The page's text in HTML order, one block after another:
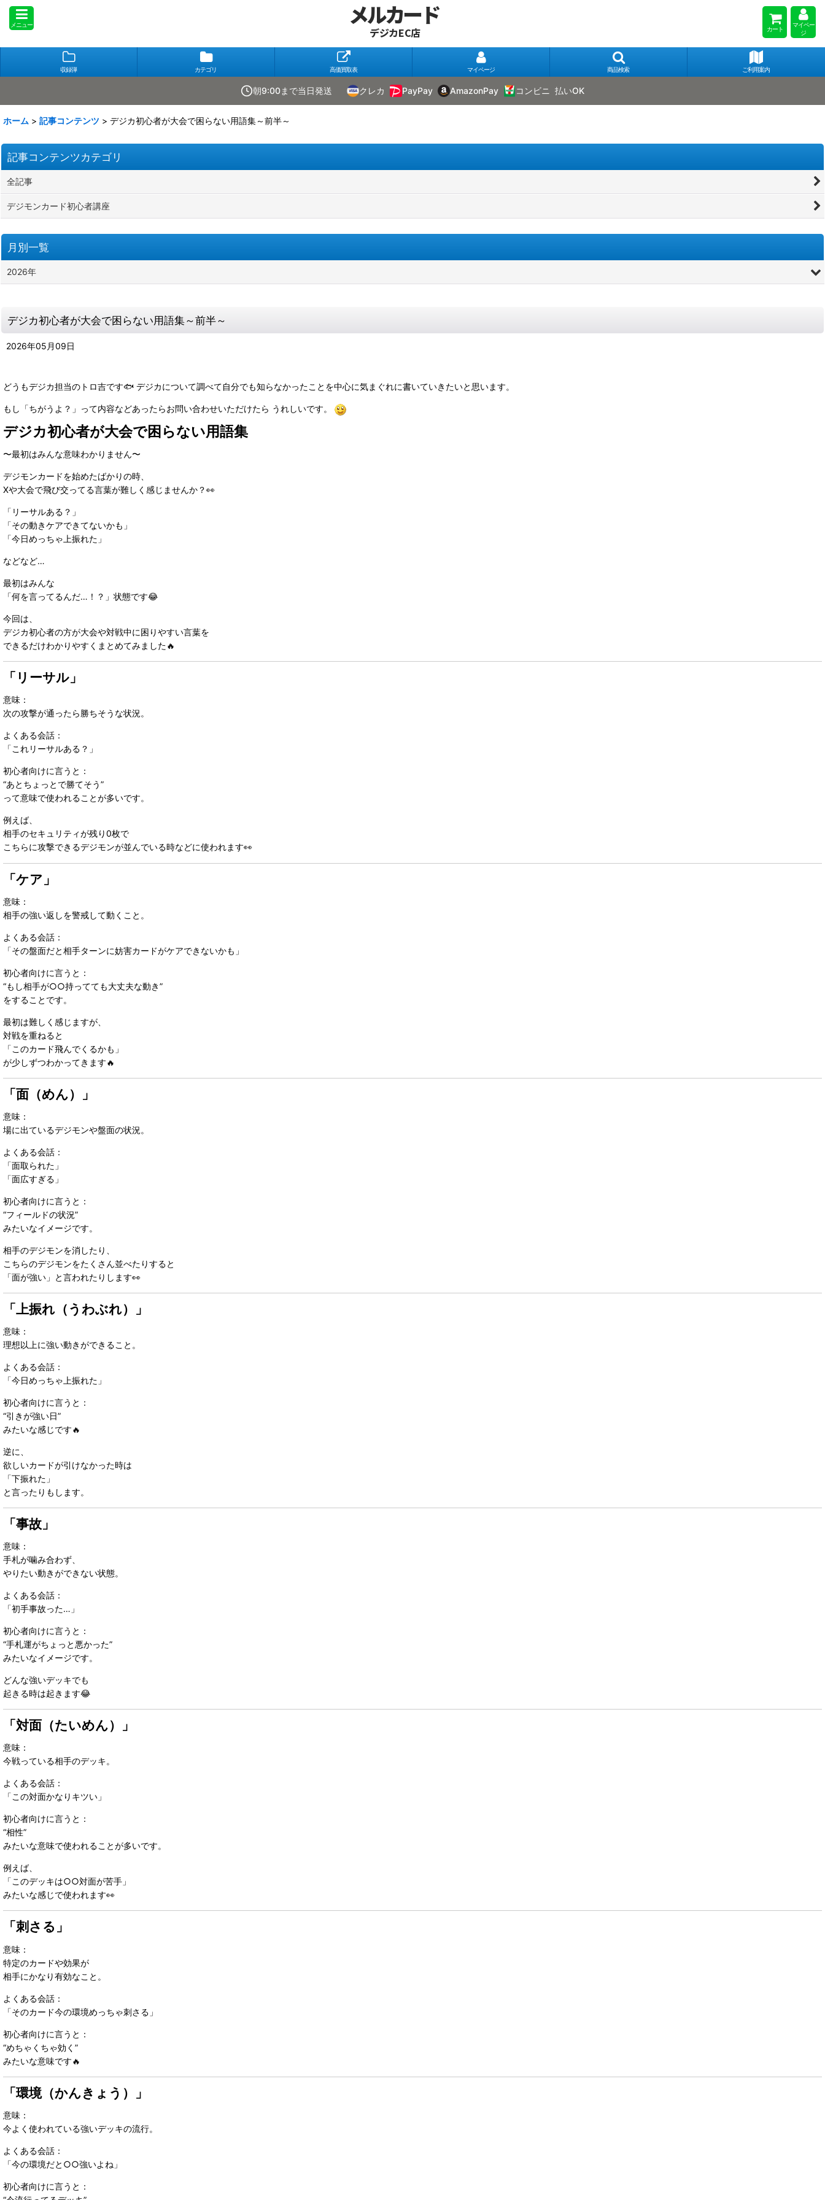
メニュー メルカード
デジカEC店 カート
マイペー
ジ
収録弾 カテゴリ 高価買取表 マイページ 商品検索 ご利用案内
朝9:00まで当日発送 クレカ PayPay AmazonPay コンビニ 払いOK
ホーム > 記事コンテンツ > デジカ初心者が大会で困らない用語集～前半～
デジカ初心者が大会で困らない用語集～前半～
2026年05 月09日
どうもデジカ担当のトロ吉です🐟 デジカについて調べて自分でも知らなかったことを中心に気まぐれに書いていきたいと思います。
もし「ちがうよ？」って内容などあったらお問い合わせいただけたら うれしいです。
デジカ初心者が大会で困らない用語集
〜最初はみんな意味わかりません〜
デジモンカードを始めたばかりの時、
Xや大会で飛び交ってる言葉が難しく感じませんか？👀
「リーサルある？」
「その動きケアできてないかも」
「今日めっちゃ上振れた」
などなど…
最初はみんな
「何を言ってるんだ…！？」状態です😂
今回は、
デジカ初心者の方が大会や対戦中に困りやすい言葉を
できるだけわかりやすくまとめてみました🔥
「リーサル」
意味：
次の攻撃が通ったら勝ちそうな状況。
よくある会話：
「これリーサルある？」
初心者向けに言うと：
“あとちょっとで勝てそう”
って意味で使われることが多いです。
例えば、
相手のセキュリティが残り0枚で
こちらに攻撃できるデジモンが並んでいる時などに使われます👀
「ケア」
意味：
相手の強い返しを警戒して動くこと。
よくある会話：
「その盤面だと相手ターンに妨害カードがケアできないかも」
初心者向けに言うと：
“もし相手が○○持ってても大丈夫な動き”
をすることです。
最初は難しく感じますが、
対戦を重ねると
「このカード飛んでくるかも」
が少しずつわかってきます🔥
「面（めん）」
意味：
場に出ているデジモンや盤面の状況。
よくある会話：
「面取られた」
「面広すぎる」
初心者向けに言うと：
“フィールドの状況”
みたいなイメージです。
相手のデジモンを消したり、
こちらのデジモンをたくさん並べたりすると
「面が強い」と言われたりします👀
「上振れ（うわぶれ）」
意味：
理想以上に強い動きができること。
よくある会話：
「今日めっちゃ上振れた」
初心者向けに言うと：
“引きが強い日”
みたいな感じです🔥
逆に、
欲しいカードが引けなかった時は
「下振れた」
と言ったりもします。
「事故」
意味：
手札が噛み合わず、
やりたい動きができない状態。
よくある会話：
「初手事故った…」
初心者向けに言うと：
“手札運がちょっと悪かった”
みたいなイメージです。
どんな強いデッキでも
起きる時は起きます😂
「対面（たいめん）」
意味：
今戦っている相手のデッキ。
よくある会話：
「この対面かなりキツい」
初心者向けに言うと：
“相性”
みたいな意味で使われることが多いです。
例えば、
「このデッキは○○対面が苦手」
みたいな感じで使われます👀
「刺さる」
意味：
特定のカードや効果が
相手にかなり有効なこと。
よくある会話：
「そのカード今の環境めっちゃ刺さる」
初心者向けに言うと：
“めちゃくちゃ効く”
みたいな意味です🔥
「環境（かんきょう）」
意味：
今よく使われている強いデッキの流行。
よくある会話：
「今の環境だと○○強いよね」
初心者向けに言うと：
記事コンテンツカテゴリ
全記事
デジモンカード初心者講座
月別一覧
2026年